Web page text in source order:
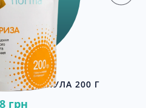
ГРАНУЛА 200 Г
грн